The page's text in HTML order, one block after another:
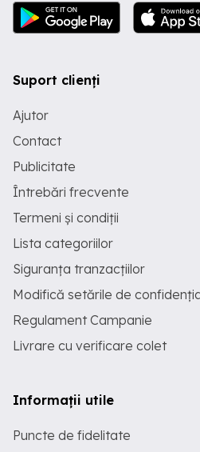
Suport clienți
Ajutor
Contact
Publicitate
Întrebări frecvente
Termeni și condiții
Lista categoriilor
Siguranța tranzacțiilor
Modifică setările de
Regulament Campanie
Livrare cu verificare colet
Informații utile
Puncte de fidelitate